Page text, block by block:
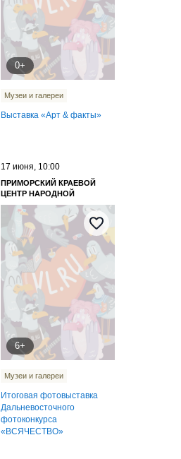
0+
Музеи и галереи
Выставка «Арт & факты»
17 июня, 10:00
ПРИМОРСКИЙ КРАЕВОЙ
ЦЕНТР НАРОДНОЙ
КУЛЬТУРЫ
6+
Музеи и галереи
Итоговая фотовыставка
Дальневосточного
фотоконкурса
«ВСЯЧЕСТВО»